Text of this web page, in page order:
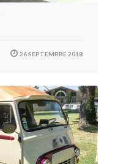
26 SEPTEMBRE 2018